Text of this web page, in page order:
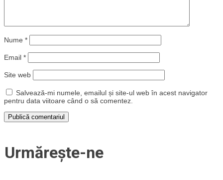
Nume *
Email *
Site web
Salvează-mi numele, emailul și site-ul web în acest navigator
pentru data viitoare când o să comentez.
Urmărește-ne